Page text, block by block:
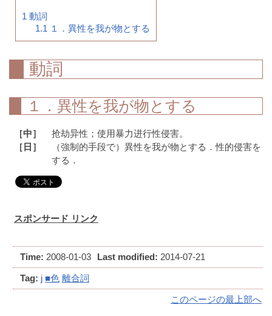
1 動詞
1.1 １．異性を我が物とする
動詞
１．異性を我が物とする
［中］
抢劫异性；使用暴力进行性侵害。
［日］
（強制的手段で）異性を我が物とする．性的侵害を
する．
スポンサード リンク
Time: 2008-01-03 Last modified: 2014-07-21
Tag: j ■色 離合詞
このページの最上部へ